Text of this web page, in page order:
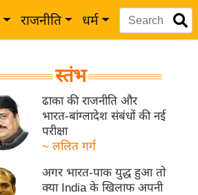
राजनीति धर्म
स्तंभ
ढाका की राजनीति और
भारत-बांग्लादेश संबंधों की नई
परीक्षा
~ ललित गर्ग
अगर भारत-पाक युद्ध हुआ तो
क्या India के खिलाफ अपनी